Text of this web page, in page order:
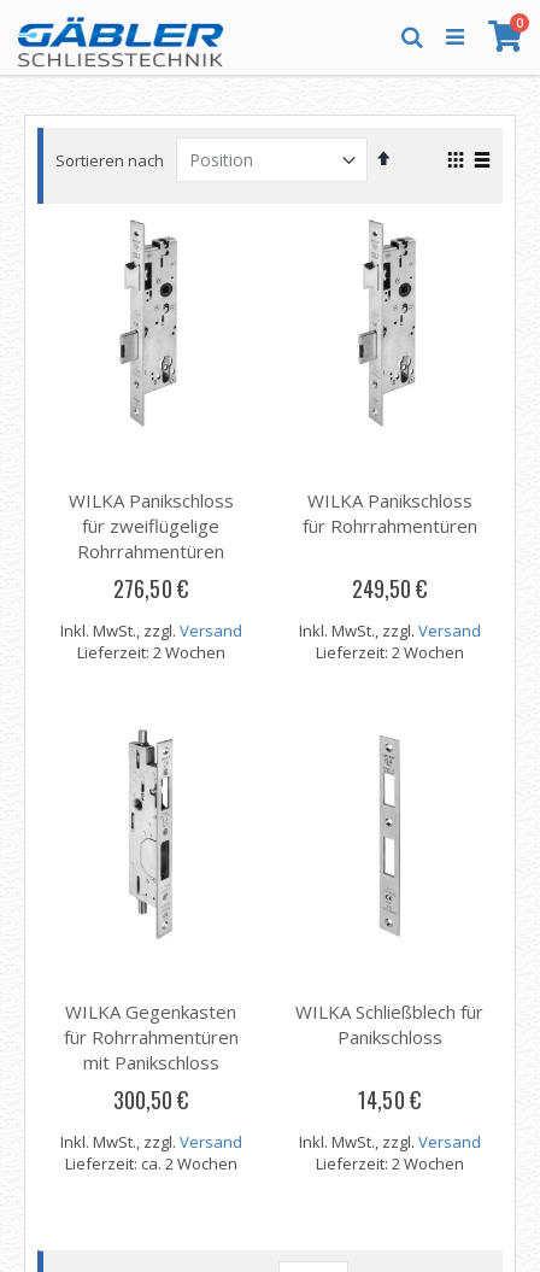
zum
Inhalt
0
Suche
Sortieren nach
In
Ansicht
WILKA Panikschloss
für zweiflügelige
Rohrrahmentüren
276,50 €
Inkl. MwSt., zzgl. Versand
Lieferzeit: 2 Wochen
WILKA Panikschloss
für Rohrrahmentüren
249,50 €
Inkl. MwSt., zzgl. Versand
Lieferzeit: 2 Wochen
WILKA Gegenkasten
für Rohrrahmentüren
mit Panikschloss
300,50 €
Inkl. MwSt., zzgl. Versand
Lieferzeit: ca. 2 Wochen
WILKA Schließblech für
Panikschloss
14,50 €
Inkl. MwSt., zzgl. Versand
Lieferzeit: 2 Wochen